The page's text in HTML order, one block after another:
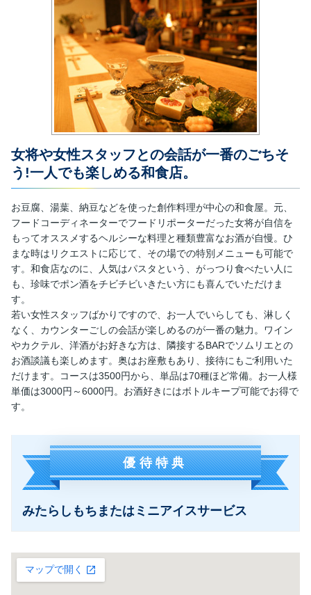
女将や女性スタッフとの会話が一番のごちそ
う!一人でも楽しめる和食店。
お豆腐、湯葉、納豆などを使った創作料理が中心の和食屋。元、
フードコーディネーターでフードリポーターだった女将が自信を
もってオススメするヘルシーな料理と種類豊富なお酒が自慢。ひ
まな時はリクエストに応じて、その場での特別メニューも可能で
す。和食店なのに、人気はパスタという、がっつり食べたい人に
も、珍味でポン酒をチビチビいきたい方にも喜んでいただけま
す。
若い女性スタッフばかりですので、お一人でいらしても、淋しく
なく、カウンターごしの会話が楽しめるのが一番の魅力。ワイン
やカクテル、洋酒がお好きな方は、隣接するBARでソムリエとの
お酒談議も楽しめます。奥はお座敷もあり、接待にもご利用いた
だけます。コースは3500円から、単品は70種ほど常備。お一人様
単価は3000円～6000円。お酒好きにはボトルキープ可能でお得で
す。
優待特典
みたらしもちまたはミニアイスサービス